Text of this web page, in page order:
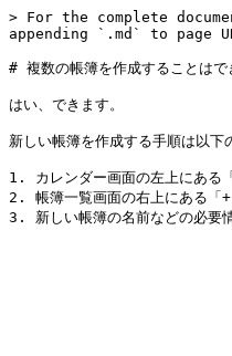
> For the complete
appending `.md` to page
# 複数の帳簿を作成することはで
はい、できます。
新しい帳簿を作成する手順は以下
1. カレンダー画面の左上にある
2. 帳簿一覧画面の右上にある「+